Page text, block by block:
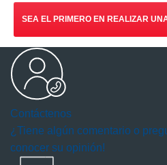
SEA EL PRIMERO EN REALIZAR
Contáctenos
¿Tiene algún comentario o
conocer su opinión!